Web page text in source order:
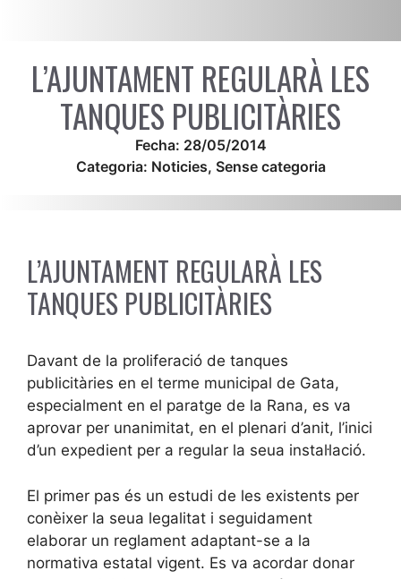
L’AJUNTAMENT REGULARÀ LES
TANQUES PUBLICITÀRIES
Fecha: 28/05/2014
Categoria: Noticies, Sense categoria
L’AJUNTAMENT REGULARÀ LES
TANQUES PUBLICITÀRIES
Davant de la proliferació de tanques
publicitàries en el terme municipal de Gata,
especialment en el paratge de la Rana, es va
aprovar per unanimitat, en el plenari d’anit, l’inici
d’un expedient per a regular la seua instal·lació.
El primer pas és un estudi de les existents per
conèixer la seua legalitat i seguidament
elaborar un reglament adaptant-se a la
normativa estatal vigent. Es va acordar donar